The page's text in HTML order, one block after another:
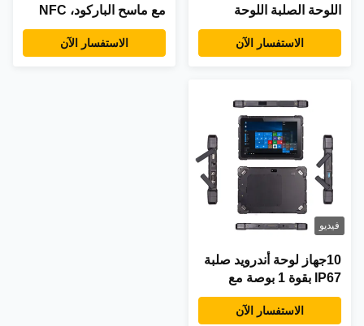
اللوحة الصلبة اللوحة
الطبية الكمبيوتر الشخصي
الاستفسار الآن
مع ماسح الباركود، NFC
والتحقق من هويته
البيومتريةالاستفسار الآن
فيديو
10جهاز لوحة أندرويد صلبة
IP67 بقوة 1 بوصة مع
شاشة لمس IPS
للاستخدام الصناعي
الاستفسار الآن